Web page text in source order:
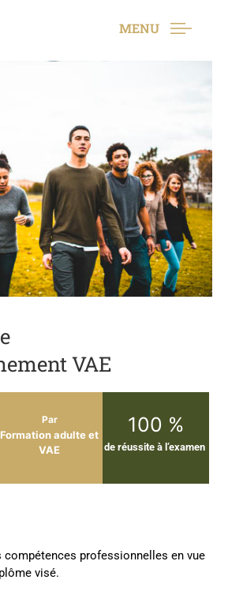
MENU
VAE
Par
Formation adulte et
VAE
100 %
de réussite à l’examen
compétences professionnelles en vue
visé.